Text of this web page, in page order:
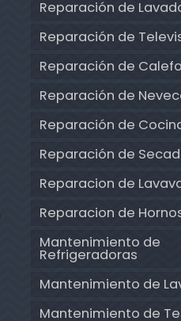
Reparación de
Reparación de
Reparación de
Reparación de
Reparación de
Reparación de
Reparacion de
Reparacion de
Mantenimiento de
Refrigeradoras
Mantenimiento de
Mantenimiento de